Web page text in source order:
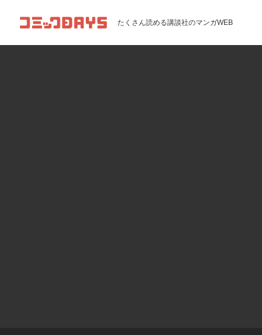
コミックDAYS たくさん読める講談社のマンガWEB